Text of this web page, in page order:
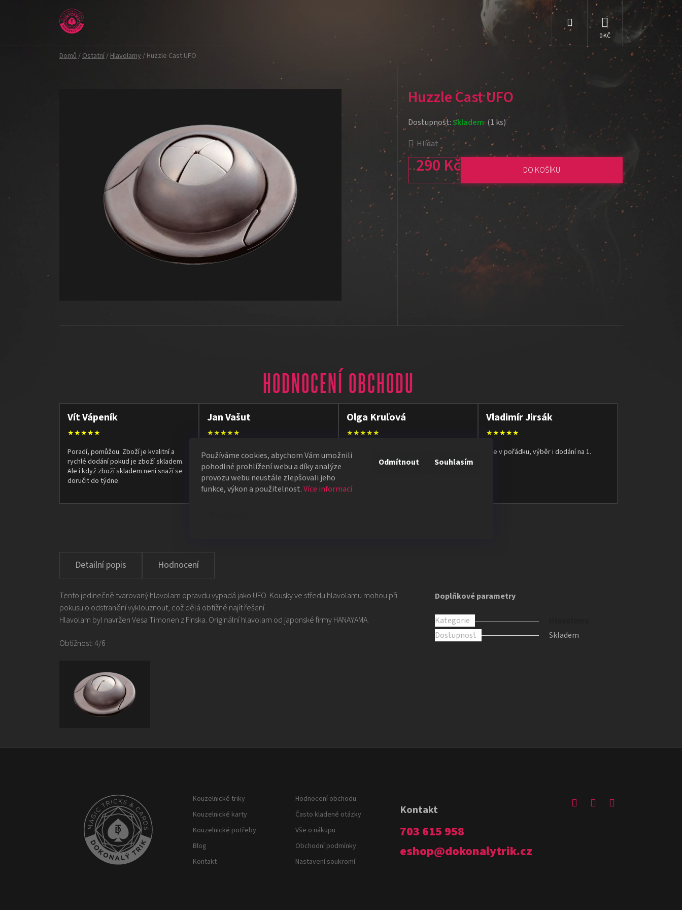
Používáme cookies, abychom Vám umožnili
pohodlné prohlížení webu a díky analýze
provozu webu neustále zlepšovali jeho
funkce, výkon a použitelnost.Více informací
Odmítnout Souhlasím
Hledat
NÁKUPNÍ
KOŠÍK
Domů/Ostatní/Hlavolamy/ Huzzle Cast UFO
Huzzle Cast UFO
Hlídat
290 Kč
Měrná cena:
DO KOŠÍKU
Dostupnost:Skladem(1 ks)
HODNOCENÍ OBCHODU
Vít Vápeník
★★★★★
Poradí, pomůžou. Zboží je kvalitní a
rychlé dodání pokud je zboží skladem.
Ale i když zboží skladem není snaží se
doručit do týdne.
Jan Vašut
★★★★★
Vše ok, rychlé dodání
Olga Kruľová
★★★★★
Obdržela jsem vše, co jsem objednala.
Vše fungovalo perfektně, syn měl velký
4 dnech, takže naprostá spokojenost.
Vladimír Jirsák
★★★★★
Vše v pořádku, výběr i dodání na 1.
Hodnocení
Tento jedinečně tvarovaný hlavolam opravdu vypadá jako UFO. Kousky ve středu hlavolamu mohou při
pokusu o odstranění vyklouznout, což dělá obtížné najít řešení.
Hlavolam byl navržen Vesa Timonen z Finska. Originální hlavolam od japonské firmy HANAYAMA.
Obtížnost: 4/6
Doplňkové parametry
Kategorie
Dostupnost
Skladem
Kouzelnické triky
Kouzelnické karty
Kouzelnické potřeby
Blog
Kontakt
Hodnocení obchodu
Často kladené otázky
Vše o nákupu
Obchodní podmínky
Nastavení soukromí
Kontakt
eshop@dokonalytrik.cz
703 615 958